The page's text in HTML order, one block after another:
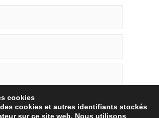
nom, mon e-mail et mon site
cookies
cookies et autres identifiants stockés
sur ce site web. Nous utilisons